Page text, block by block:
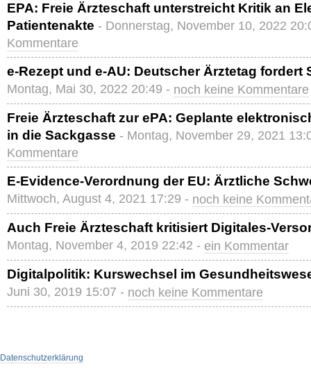
EPA: Freie Ärzteschaft unterstreicht Kritik an
Patientenakte - Donnerstag, November 10, 2022
Kommentare
e-Rezept und e-AU: Deutscher Ärztetag fordert
Montag, Mai 30, 2022 20:49 - noch keine Kommentare
Freie Ärzteschaft zur ePA: Geplante
in die Sackgasse - Montag, November 29, 2021
Kommentare
E-Evidence-Verordnung der EU: Ärztliche
Mittwoch, August 4, 2021 17:29 - noch keine
Auch Freie Ärzteschaft kritisiert Digitales-
Montag, November 4, 2019 22:42 - ein Kommentar
Digitalpolitik: Kurswechsel im
Juni 30, 2019 15:07 - noch keine Kommentare
Datenschutzerklärung